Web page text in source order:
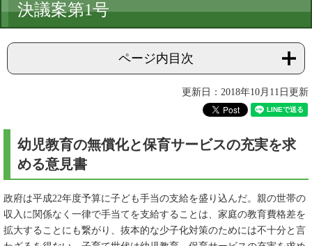
文
決議案第1号
ページ内目次
更新日：2018年10月11日更新
幼児教育の無償化と保育サービスの充実を求
める意見書
政府は平成22年度予算に子ども手当の支給を盛り込んだ。親の世帯の
収入に関係なく一律で手当てを支給することは、家庭の教育費格差を
拡大することにも繋がり、抜本的な少子化対策のためには不十分と言